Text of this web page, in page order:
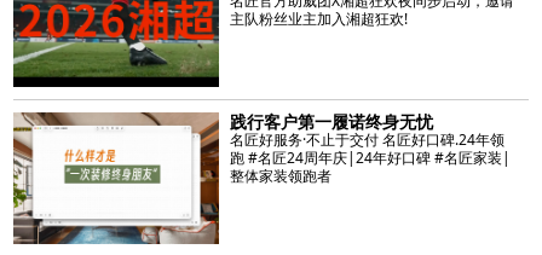
主队粉丝业主加入湘超狂欢!
践行客户第一履诺终身无忧
名匠好服务·不止于交付 名匠好口碑.24年领
跑 #名匠24周年庆|24年好口碑 #名匠家装|
整体家装领跑者